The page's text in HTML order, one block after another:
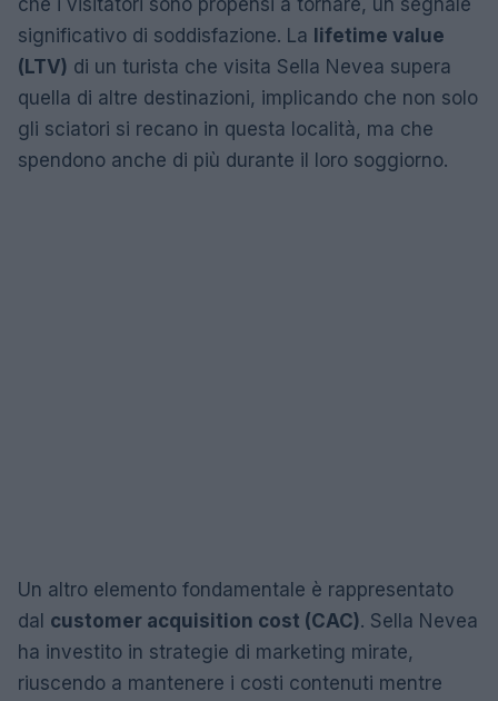
significativo di soddisfazione. La lifetime value
(LTV) di un turista che visita Sella Nevea supera
quella di altre destinazioni, implicando che non solo
gli sciatori si recano in questa località, ma che
spendono anche di più durante il loro soggiorno.
Un altro elemento fondamentale è rappresentato
dal customer acquisition cost (CAC). Sella Nevea
ha investito in strategie di marketing mirate,
riuscendo a mantenere i costi contenuti mentre